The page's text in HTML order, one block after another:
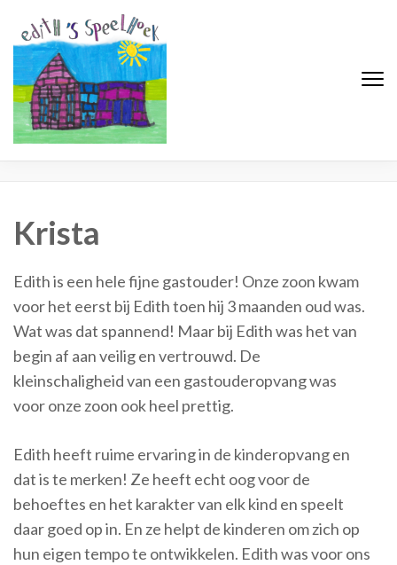
Edith's Speelhoek
Krista
Edith is een hele fijne gastouder! Onze zoon kwam
voor het eerst bij Edith toen hij 3 maanden oud was.
Wat was dat spannend! Maar bij Edith was het van
begin af aan veilig en vertrouwd. De
kleinschaligheid van een gastouderopvang was
voor onze zoon ook heel prettig.
Edith heeft ruime ervaring in de kinderopvang en
dat is te merken! Ze heeft echt oog voor de
behoeftes en het karakter van elk kind en speelt
daar goed op in. En ze helpt de kinderen om zich op
hun eigen tempo te ontwikkelen. Edith was voor ons